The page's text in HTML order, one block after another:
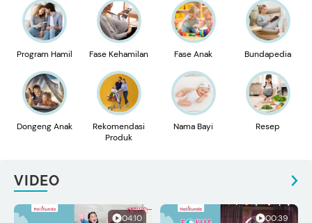
Program Hamil Fase Kehamilan Fase Anak Bundapedia
Dongeng Anak
Rekomendasi
Produk
Nama Bayi Resep
VIDEO
04:10 00:39